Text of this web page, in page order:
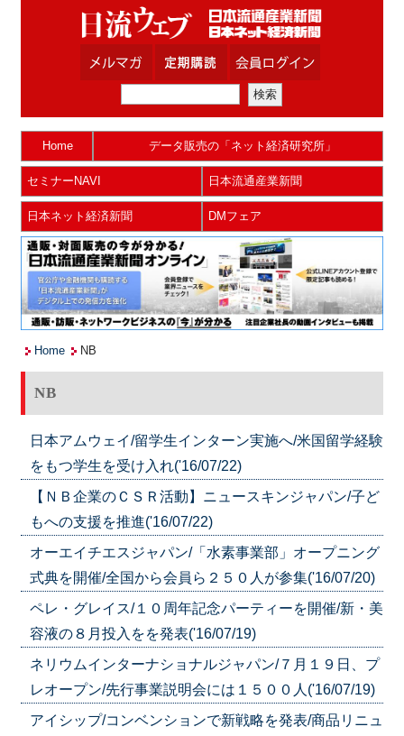
Home データ販売の「ネット経済研究所」
セミナーNAVI 日本流通産業新聞
日本ネット経済新聞 DMフェア
Home NB
NB
日本アムウェイ/留学生インターン実施へ/米国留学経験
をもつ学生を受け入れ('16/07/22)
【ＮＢ企業のＣＳＲ活動】ニュースキンジャパン/子ど
もへの支援を推進('16/07/22)
オーエイチエスジャパン/「水素事業部」オープニング
式典を開催/全国から会員ら２５０人が参集('16/07/20)
ペレ・グレイス/１０周年記念パーティーを開催/新・美
容液の８月投入をを発表('16/07/19)
ネリウムインターナショナルジャパン/７月１９日、プ
レオープン/先行事業説明会には１５００人('16/07/19)
アイシップ/コンベンションで新戦略を発表/商品リニュ